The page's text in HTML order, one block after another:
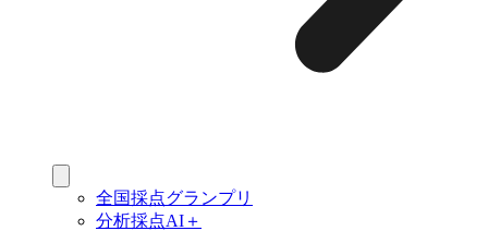
全国採点グランプリ
分析採点AI＋